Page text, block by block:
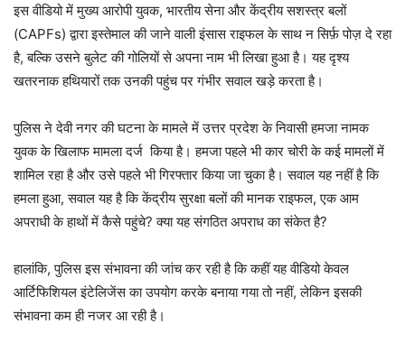
इस वीडियो में मुख्य आरोपी युवक, भारतीय सेना और केंद्रीय सशस्त्र बलों
(CAPFs) द्वारा इस्तेमाल की जाने वाली इंसास राइफल के साथ न सिर्फ़ पोज़ दे रहा
है, बल्कि उसने बुलेट की गोलियों से अपना नाम भी लिखा हुआ है। यह दृश्य
खतरनाक हथियारों तक उनकी पहुंच पर गंभीर सवाल खड़े करता है।
पुलिस ने देवी नगर की घटना के मामले में उत्तर प्रदेश के निवासी हमजा नामक
युवक के खिलाफ मामला दर्ज किया है। हमजा पहले भी कार चोरी के कई मामलों में
शामिल रहा है और उसे पहले भी गिरफ्तार किया जा चुका है। सवाल यह नहीं है कि
हमला हुआ, सवाल यह है कि केंद्रीय सुरक्षा बलों की मानक राइफल, एक आम
अपराधी के हाथों में कैसे पहुंचे? क्या यह संगठित अपराध का संकेत है?
हालांकि, पुलिस इस संभावना की जांच कर रही है कि कहीं यह वीडियो केवल
आर्टिफिशियल इंटेलिजेंस का उपयोग करके बनाया गया तो नहीं, लेकिन इसकी
संभावना कम ही नजर आ रही है।